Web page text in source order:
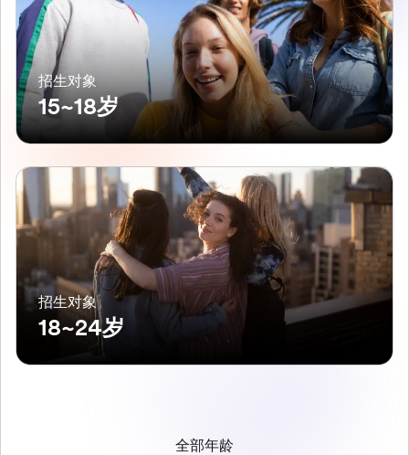
招生对象
15~18岁
招生对象
18~24岁
全部年龄